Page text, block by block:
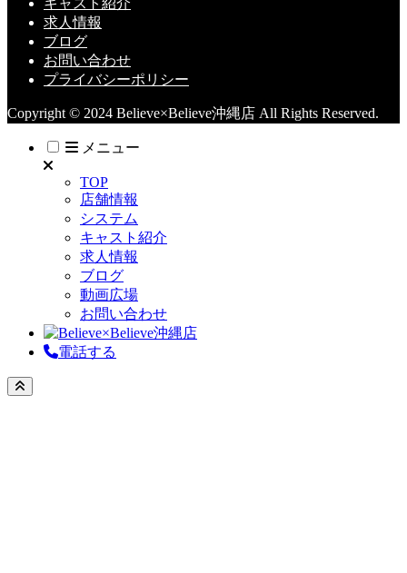
キャスト紹介
求人情報
ブログ
お問い合わせ
プライバシーポリシー
Copyright © 2024 Believe×Believe沖縄店 All Rights Reserved.
メニュー
TOP
店舗情報
システム
キャスト紹介
求人情報
ブログ
動画広場
お問い合わせ
電話する